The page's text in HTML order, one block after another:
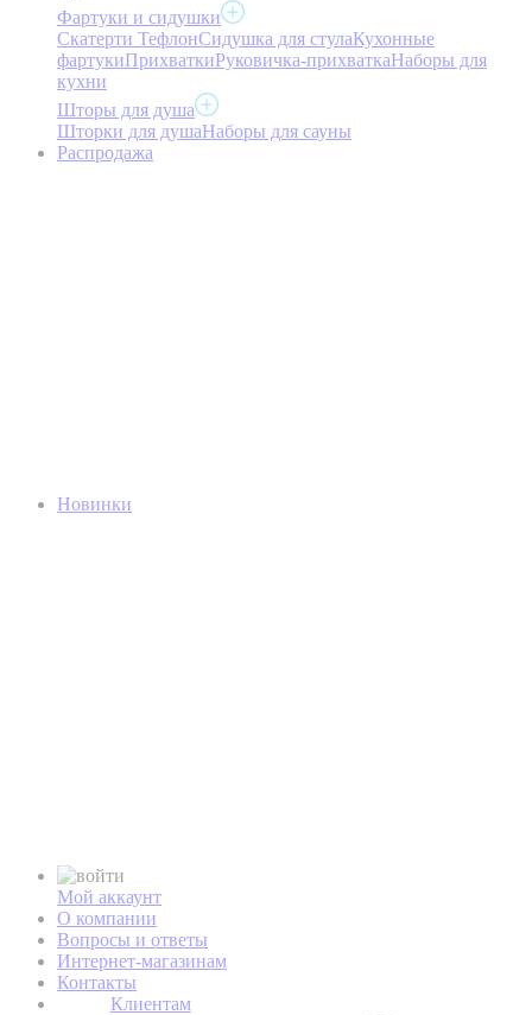
Фартуки и сидушки
Скатерти ТефлонСидушка для стулаКухонные
фартукиПрихваткиРуковичка-прихваткаНаборы для
кухни
Шторы для душа
Шторки для душаНаборы для сауны
Распродажа
Новинки
Мой аккаунт
О компании
Вопросы и ответы
Интернет-магазинам
Контакты
Клиентам